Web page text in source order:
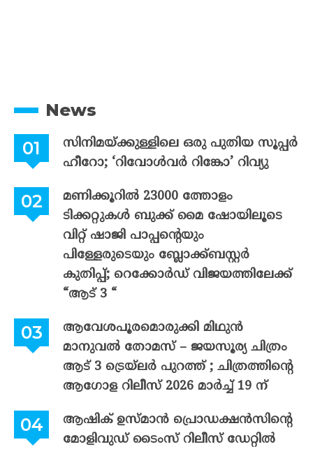
News
സിനിമയ്ക്കുള്ളിലെ ഒരു പുതിയ സൂപ്പർ
ഹീറോ; ‘റിവോൾവർ റിങ്കോ’ റിവ്യു
മണിക്കൂറിൽ 23000 ത്തോളം
ടിക്കറ്റുകൾ ബുക്ക് മൈ ഷോയിലൂടെ
വിറ്റ് ഷാജി പാപ്പന്റെയും
പിള്ളേരുടെയും ബ്ലോക്ക്ബസ്റ്റർ
കുതിപ്പ്; റെക്കോർഡ് വിജയത്തിലേക്ക്
“ആട് 3 “
ആവേശപൂരമൊരുക്കി മിഥുൻ
മാനുവൽ തോമസ് – ജയസൂര്യ ചിത്രം
ആട് 3 ട്രെയ്‌ലർ പുറത്ത് ; ചിത്രത്തിന്റെ
ആഗോള റിലീസ് 2026 മാർച്ച് 19 ന്
ആഷിക് ഉസ്മാൻ പ്രൊഡക്ഷൻസിന്റെ
മോളിവുഡ് ടൈംസ് റിലീസ് ഡേറ്റിൽ